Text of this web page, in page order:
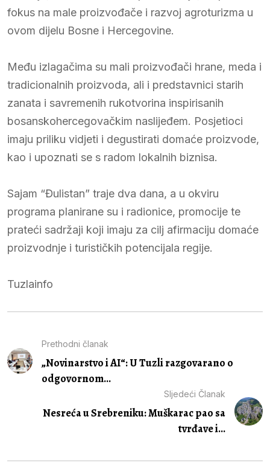
fokus na male proizvođače i razvoj agroturizma u
ovom dijelu Bosne i Hercegovine.
Među izlagačima su mali proizvođači hrane, meda i
tradicionalnih proizvoda, ali i predstavnici starih
zanata i savremenih rukotvorina inspirisanih
bosanskohercegovačkim naslijeđem. Posjetioci
imaju priliku vidjeti i degustirati domaće proizvode,
kao i upoznati se s radom lokalnih biznisa.
Sajam “Đulistan” traje dva dana, a u okviru
programa planirane su i radionice, promocije te
prateći sadržaji koji imaju za cilj afirmaciju domaće
proizvodnje i turističkih potencijala regije.
Tuzlainfo
Prethodni članak
„Novinarstvo i AI“: U Tuzli razgovarano o
odgovornom...
Sljedeći Članak
Nesreća u Srebreniku: Muškarac pao sa
tvrđave i...